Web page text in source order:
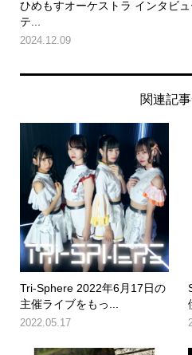
ひめもすオーケストラ インタビ
テ...
2024.12.09
関連記
Tri-Sphere 2022年6月17日の
主催ライブをもっ...
2022.05.17